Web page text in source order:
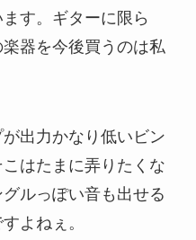
す。ギターに限ら
器を今後買うのは私
出力かなり低いビン
はたまに弄りたくな
ルっぽい音も出せる
よねぇ。